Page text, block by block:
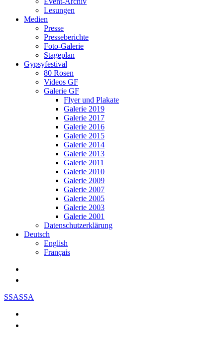
Lesungen
Medien
Presse
Presseberichte
Foto-Galerie
Stageplan
Gypsyfestival
80 Rosen
Videos GF
Galerie GF
Flyer und Plakate
Galerie 2019
Galerie 2017
Galerie 2016
Galerie 2015
Galerie 2014
Galerie 2013
Galerie 2011
Galerie 2010
Galerie 2009
Galerie 2007
Galerie 2005
Galerie 2003
Galerie 2001
Datenschutzerklärung
Deutsch
English
Français
SSASSA